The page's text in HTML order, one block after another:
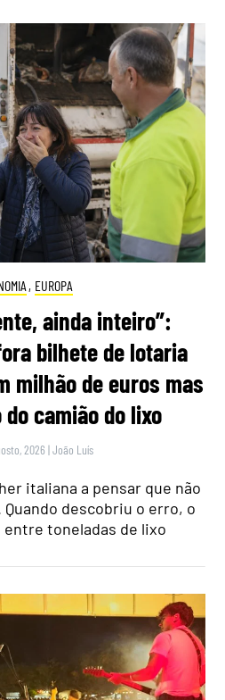
, EUROPA
ainda inteiro”:
bilhete de lotaria
milhão de euros mas
camião do lixo
2026 |João Luís
italiana a pensar que não
descobriu o erro, o
toneladas de lixo